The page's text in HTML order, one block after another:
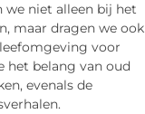
we niet alleen bij het
maar dragen we ook
voor
het belang van oud
evenals de